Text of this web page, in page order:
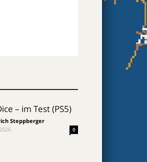
– im Test (PS5)
Steppberger
0